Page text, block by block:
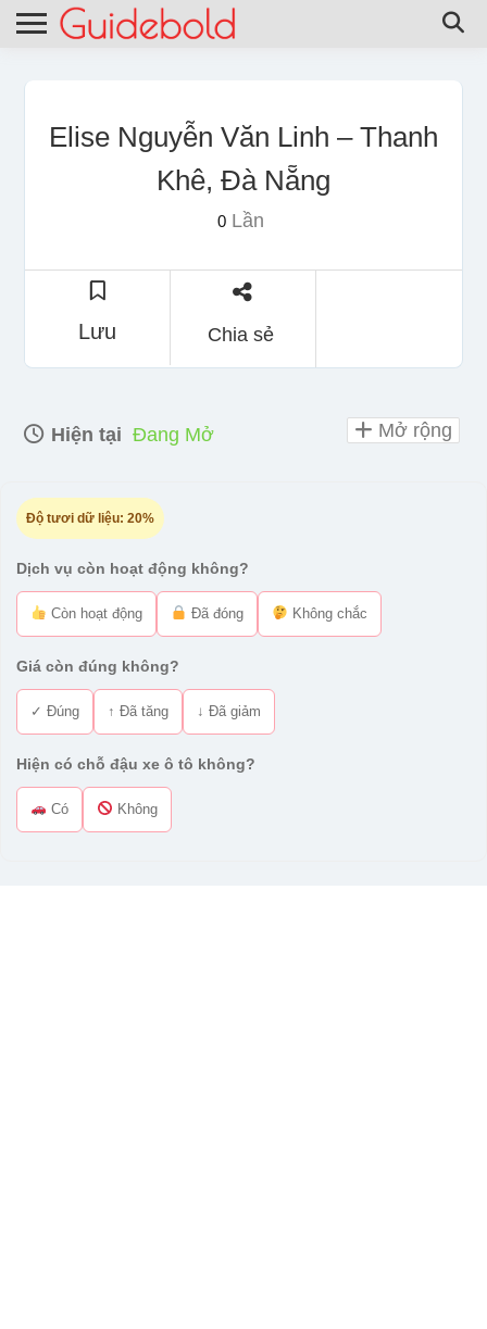
Elise Nguyễn Văn Linh – Thanh
Khê, Đà Nẵng
0Lần
Lưu Chia sẻ
Hiện tại Đang Mở
Độ tươi dữ liệu: 20%
Dịch vụ còn hoạt động không?
Còn hoạt động Đã đóng Không chắc
Giá còn đúng không?
✓ Đúng ↑ Đã tăng ↓ Đã giảm
Hiện có chỗ đậu xe ô tô không?
Có Không
Mở rộng